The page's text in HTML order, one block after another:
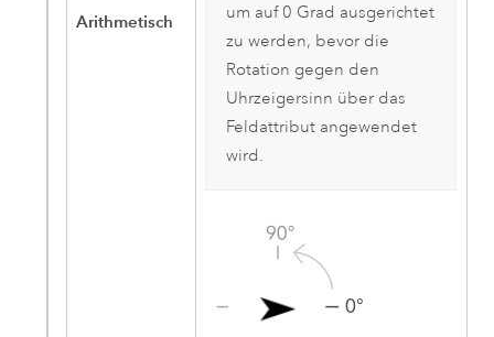
Arithmetisch
um auf 0 Grad ausgerichtet
zu werden, bevor die
Rotation gegen den
Uhrzeigersinn über das
Feldattribut angewendet
wird.